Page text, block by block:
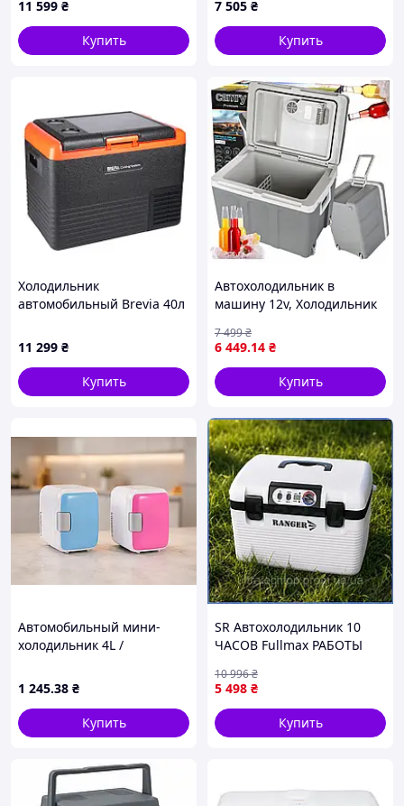
11 599 ₴
Купить
7 505 ₴
Купить
Холодильник
автомобильный Brevia 40л
11 299 ₴
Купить
Автохолодильник в
машину 12v, Холодильник
Переносной холодильник
для рыбалки LG-53
6 449.14 ₴
7 499₴
Купить
Автомобильный мини-
холодильник 4L /
2 режима 48 Вт
1 245.38 ₴
Купить
SR Автохолодильник 10
ЧАСОВ Fullmax РАБОТЫ
л УСИЛЕНЫЙ БОКС,
автохолодильник с
питанием от
прикуривателя,
5 498 ₴
10 996₴
Купить